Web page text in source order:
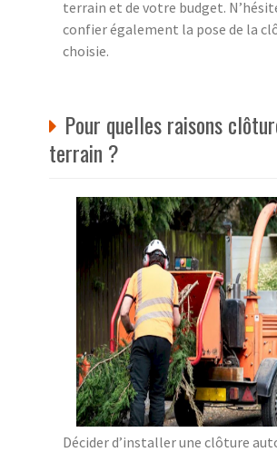
terrain et de votre budget.
confier également la pose de la
choisie.
Pour quelles raisons
terrain ?
Décider d’installer une clôture